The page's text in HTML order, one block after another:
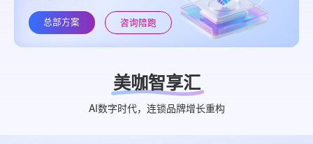
总部方案 咨询陪跑
美咖智享汇
AI数字时代，连锁品牌增长重构